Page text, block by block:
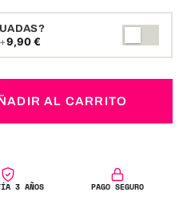
9,90€
AL CARRITO
3 AÑOS PAGO SEGURO